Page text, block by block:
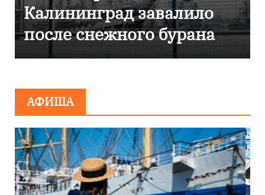
завалило
бурана
Калининграде
эвакуировали
сообщения о
АФИША